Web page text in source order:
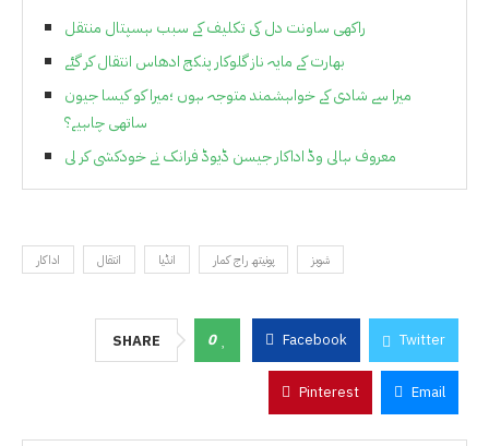
راکھی ساونت دل کی تکلیف کے سبب ہسپتال منتقل
بھارت کے مایہ ناز گلوکار پنکج ادھاس انتقال کر گئے
میرا سے شادی کے خواہشمند متوجہ ہوں ؛میرا کو کیسا جیون
ساتھی چاہیے؟
معروف ہالی وڈ اداکار جیسن ڈیوڈ فرانک نے خودکشی کر لی
اداکار انتقال انڈیا پونیتھ راج کمار شوبز
SHARE 0 Facebook Twitter
Pinterest Email